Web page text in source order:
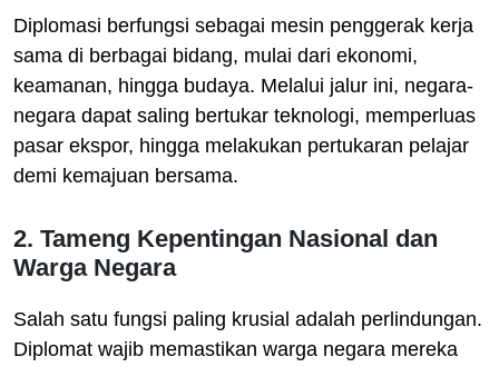
Diplomasi berfungsi sebagai mesin penggerak kerja
sama di berbagai bidang, mulai dari ekonomi,
keamanan, hingga budaya. Melalui jalur ini, negara-
negara dapat saling bertukar teknologi, memperluas
pasar ekspor, hingga melakukan pertukaran pelajar
demi kemajuan bersama.
2. Tameng Kepentingan Nasional dan
Warga Negara
Salah satu fungsi paling krusial adalah perlindungan.
Diplomat wajib memastikan warga negara mereka